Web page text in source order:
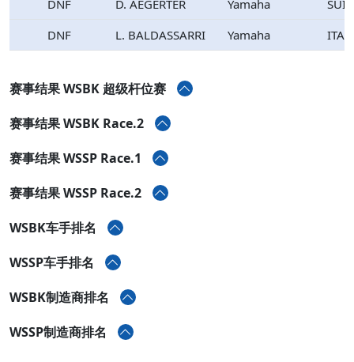
DNF
D. AEGERTER Yamaha
SUI
DNF
L. BALDASSARRI Yamaha ITA
赛事结果 WSBK 超级杆位赛
赛事结果 WSBK Race.2
赛事结果 WSSP Race.1
赛事结果 WSSP Race.2
WSBK车手排名
WSSP车手排名
WSBK制造商排名
WSSP制造商排名